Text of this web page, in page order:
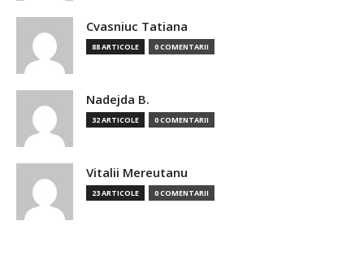
Cvasniuc Tatiana
88 ARTICOLE 0 COMENTARII
Nadejda B.
32 ARTICOLE 0 COMENTARII
Vitalii Mereutanu
23 ARTICOLE 0 COMENTARII